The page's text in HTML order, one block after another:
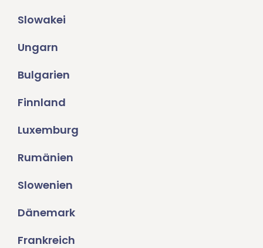
Slowakei
Ungarn
Bulgarien
Finnland
Luxemburg
Rumänien
Slowenien
Dänemark
Frankreich